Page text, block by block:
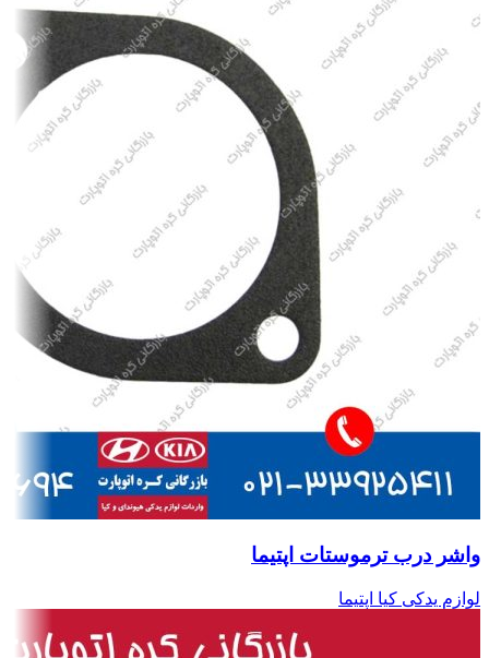
واشر درب ترموستات اپتیما
لوازم یدکی کیا اپتیما